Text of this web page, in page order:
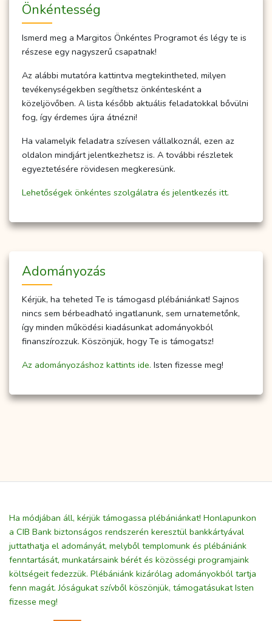
Önkéntesség
Ismerd meg a Margitos Önkéntes Programot és légy te is
részese egy nagyszerű csapatnak!
Az alábbi mutatóra kattintva megtekintheted, milyen
tevékenységekben segíthetsz önkéntesként a
közeljövőben. A lista később aktuális feladatokkal bővülni
fog, így érdemes újra átnézni!
Ha valamelyik feladatra szívesen vállalkoznál, ezen az
oldalon mindjárt jelentkezhetsz is. A további részletek
egyeztetésére rövidesen megkeresünk.
Lehetőségek önkéntes szolgálatra és jelentkezés itt.
Adományozás
Kérjük, ha teheted Te is támogasd plébániánkat! Sajnos
nincs sem bérbeadható ingatlanunk, sem urnatemetőnk,
így minden működési kiadásunkat adományokból
finanszírozzuk. Köszönjük, hogy Te is támogatsz!
Az adományozáshoz kattints ide. Isten fizesse meg!
Ha módjában áll, kérjük támogassa plébániánkat! Honlapunkon
a CIB Bank biztonságos rendszerén keresztül bankkártyával
juttathatja el adományát, melyből templomunk és plébániánk
fenntartását, munkatársaink bérét és közösségi programjaink
költségeit fedezzük. Plébániánk kizárólag adományokból tartja
fenn magát. Jóságukat szívből köszönjük, támogatásukat Isten
fizesse meg!